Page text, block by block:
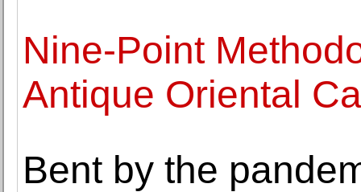
Nine-Point
Antique Oriental
Bent by the